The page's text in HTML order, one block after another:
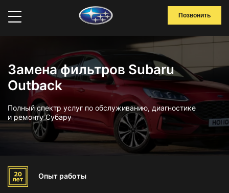
Позвонить
Замена фильтров Subaru
Outback
Полный спектр услуг по обслуживанию, диагностике
и ремонту Субару
Опыт работы